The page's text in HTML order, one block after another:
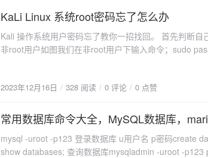
2023-12-16
KaLi Linux 系统root密码忘了怎么办
Kali 操作系统用户密码忘了教你一招找回。 首先判断
非root用户如图我们在非root用户下输入命令；sudo
意：此方法只适用于不知道root密码，但知道除root用户
2023年12月16日 328 阅读 0 评论 0 点赞
2023-09-24
常用数据库命令大全，MySQL数据库，
mysql -uroot -p123 登录数据库 u用户名 p密码create database if not exists ysf; 创建数据库
show databases; 查询数据库mysqladmin -uroot -p123 password 123456 改密码drop